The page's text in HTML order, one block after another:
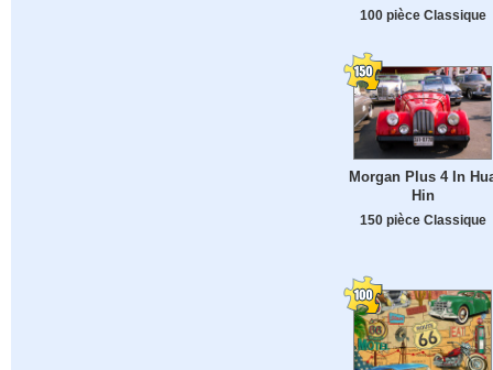
100 pièce Classique
Morgan Plus 4 In
Hin
150 pièce Classique